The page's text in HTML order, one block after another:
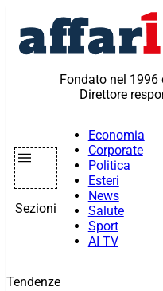
contenuto
Fondato nel
Direttore
Sezioni
Economia
Corporate
Politica
Esteri
News
Salute
Sport
AI TV
Tendenze